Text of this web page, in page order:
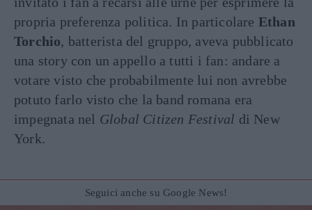
propria preferenza politica. In particolare Ethan
Torchio, batterista del gruppo, aveva pubblicato
una story con un appello a tutti i fan: andare a
votare visto che probabilmente lui non avrebbe
potuto farlo visto che la band romana era
impegnata nel Global Citizen Festival di New
York.
Seguici anche su Google News!